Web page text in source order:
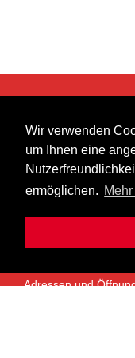
Wir verwenden
um Ihnen eine
ermöglichen.
heer musik ag
Lättenstrasse 35
8952 Schlieren
info@heermusic.com
Adressen und